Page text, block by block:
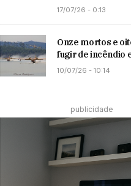
17/07/26 - 0:13
Onze mortos e
fugir de incêndio
10/07/26 - 10:14
publicidade